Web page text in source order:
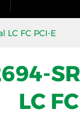
LC FC PCI-E
LC